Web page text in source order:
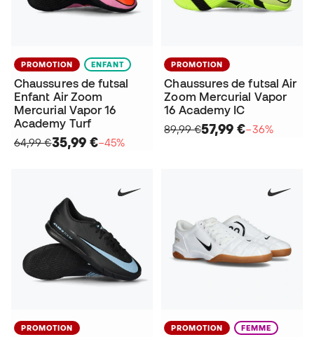
PROMOTION ENFANT
Chaussures de futsal
Enfant Air Zoom
Mercurial Vapor 16
Academy Turf
64,99 €35,99 €−45%
PROMOTION
Chaussures de futsal Air
Zoom Mercurial Vapor
16 Academy IC
89,99 €57,99 €−36%
PROMOTION PROMOTION FEMME